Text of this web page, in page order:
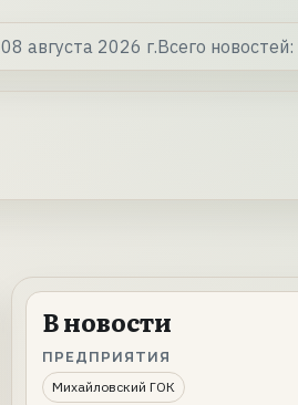
08 августа 2026 г.Всего новостей:
В новости
ПРЕДПРИЯТИЯ
Михайловский ГОК